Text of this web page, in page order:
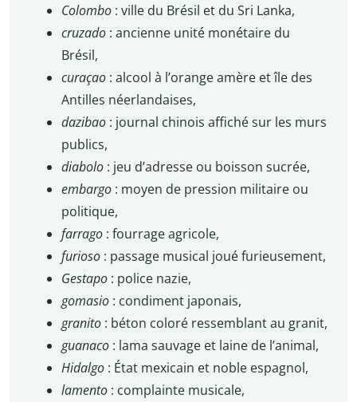
Colombo : ville du Brésil et du Sri Lanka,
cruzado : ancienne unité monétaire du
Brésil,
curaçao : alcool à l’orange amère et île des
Antilles néerlandaises,
dazibao : journal chinois affiché sur les murs
publics,
diabolo : jeu d’adresse ou boisson sucrée,
embargo : moyen de pression militaire ou
politique,
farrago : fourrage agricole,
furioso : passage musical joué furieusement,
Gestapo : police nazie,
gomasio : condiment japonais,
granito : béton coloré ressemblant au granit,
guanaco : lama sauvage et laine de l’animal,
Hidalgo : État mexicain et noble espagnol,
lamento : complainte musicale,